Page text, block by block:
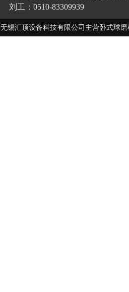
刘工：0510-83309939
无锡汇顶设备科技有限公司主营卧式